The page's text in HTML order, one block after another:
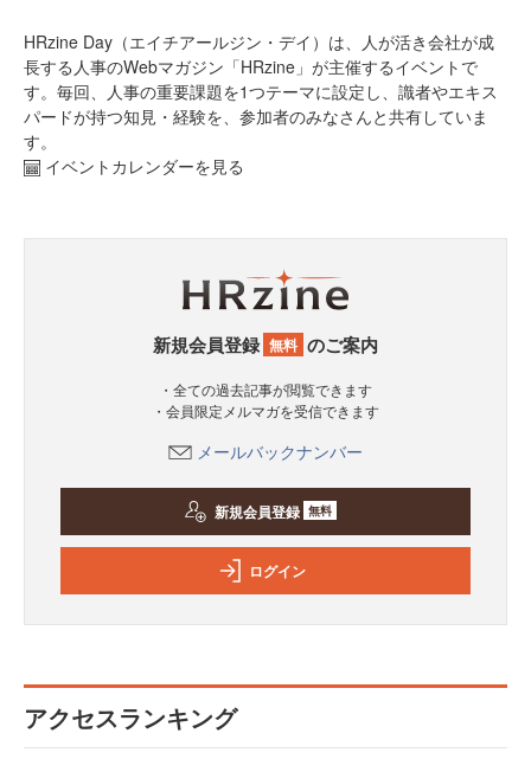
HRzine Day（エイチアールジン・デイ）は、人が活き会社が成
長する人事のWebマガジン「HRzine」が主催するイベントで
す。毎回、人事の重要課題を1つテーマに設定し、識者やエキス
パードが持つ知見・経験を、参加者のみなさんと共有していま
す。
イベントカレンダーを見る
新規会員登録 無料 のご案内
・全ての過去記事が閲覧できます
・会員限定メルマガを受信できます
メールバックナンバー
新規会員登録 無料
ログイン
アクセスランキング